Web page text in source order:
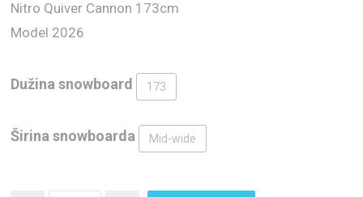
Nitro Quiver Cannon 173cm
Model 2026
Dužina snowboard 173
Širina snowboarda Mid-wide